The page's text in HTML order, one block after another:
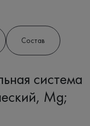
Состав
система
Mg;